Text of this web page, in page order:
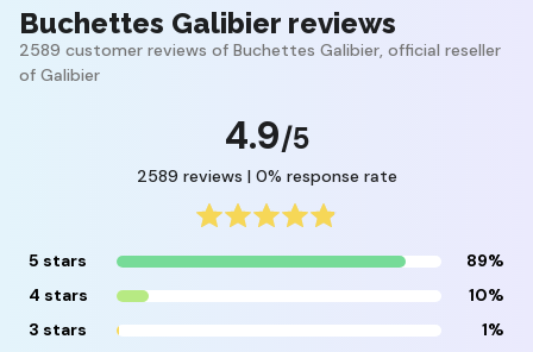
Buchettes Galibier reviews
2589 customer reviews of Buchettes Galibier, official reseller
of Galibier
4.9/5
2589 reviews | 0% response rate
5 stars
89%
4 stars
10%
3 stars
1%